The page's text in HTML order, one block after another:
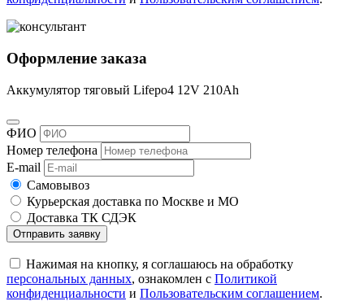
Оформление заказа
Аккумулятор тяговый Lifepo4 12V 210Ah
ФИО
Номер телефона
E-mail
Самовывоз
Курьерская доставка по Москве и МО
Доставка ТК СДЭК
Отправить заявку
Нажимая на кнопку, я соглашаюсь на обработку
персональных данных, ознакомлен с Политикой
конфиденциальности и Пользовательским соглашением.